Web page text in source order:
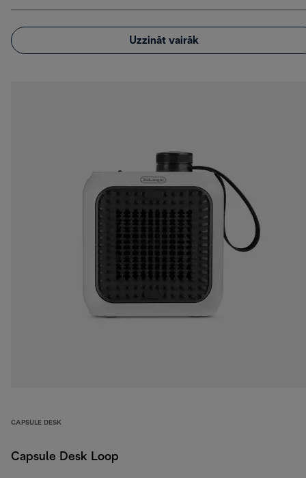
Uzzināt vairāk
CAPSULE DESK
Capsule Desk Loop